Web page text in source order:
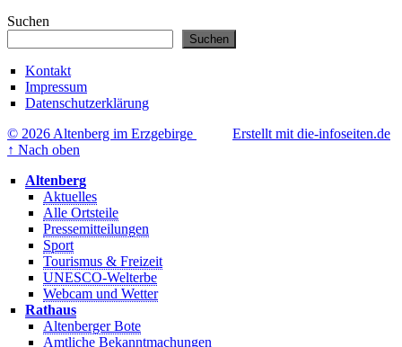
Suchen
Suchen
Kontakt
Impressum
Datenschutzerklärung
© 2026 Altenberg im Erzgebirge
Erstellt mit die-infoseiten.de
↑ Nach oben
Altenberg
Aktuelles
Alle Ortsteile
Pressemitteilungen
Sport
Tourismus & Freizeit
UNESCO-Welterbe
Webcam und Wetter
Rathaus
Altenberger Bote
Amtliche Bekanntmachungen